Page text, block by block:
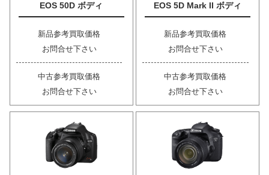
EOS 50D ボディ
新品参考買取価格
お問合せ下さい
中古参考買取価格
お問合せ下さい
EOS 5D Mark II ボディ
新品参考買取価格
お問合せ下さい
中古参考買取価格
お問合せ下さい